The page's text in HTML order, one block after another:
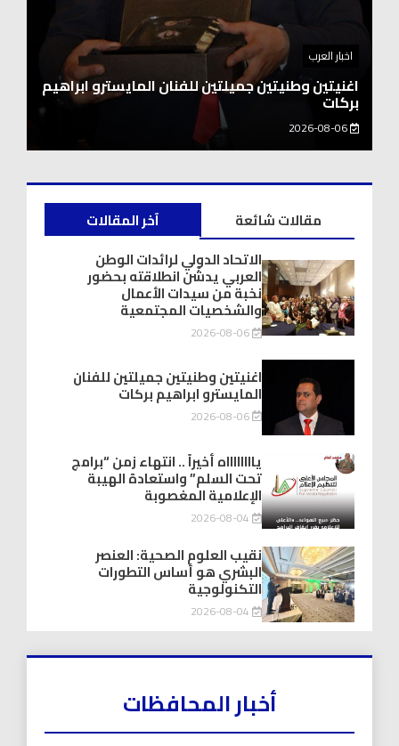
اخبار العرب
اغنيتين وطنيتين جميلتين للفنان المايسترو ابراهيم
بركات
2026-08-06
آخر المقالات
مقالات شائعة
الاتحاد الدولي لرائدات الوطن
العربي يدشّن انطلاقته بحضور
نخبة من سيدات الأعمال
والشخصيات المجتمعية
2026-08-06
اغنيتين وطنيتين جميلتين للفنان
المايسترو ابراهيم بركات
2026-08-06
يااااااااه أخيراً .. انتهاء زمن “برامج
تحت السلم” واستعادة الهيبة
الإعلامية المغصوبة
2026-08-04
نقيب العلوم الصحية: العنصر
البشري هو أساس التطورات
التكنولوجية
2026-08-04
أخبار المحافظات